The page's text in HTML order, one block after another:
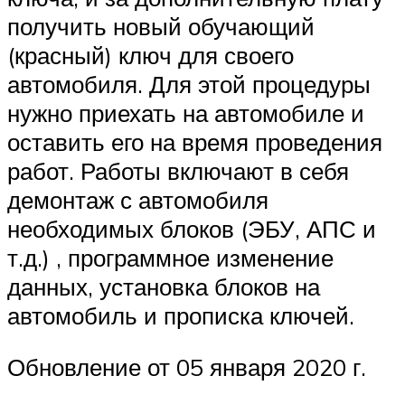
получить новый обучающий
(красный) ключ для своего
автомобиля. Для этой процедуры
нужно приехать на автомобиле и
оставить его на время проведения
работ. Работы включают в себя
демонтаж с автомобиля
необходимых блоков (ЭБУ, АПС и
т.д.) , программное изменение
данных, установка блоков на
автомобиль и прописка ключей.
Обновление от 05 января 2020 г.